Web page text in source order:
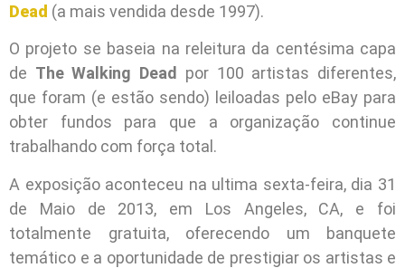
Dead (a mais vendida desde 1997).
O projeto se baseia na releitura da centésima capa
de The Walking Dead
por 100 artistas diferentes,
que foram (e estão sendo) leiloadas pelo eBay para
obter fundos para que a organização continue
trabalhando com força total.
A exposição aconteceu na ultima sexta-feira, dia 31
de Maio de 2013, em Los Angeles, CA, e foi
totalmente gratuita, oferecendo um banquete
temático e a oportunidade de prestigiar os artistas e